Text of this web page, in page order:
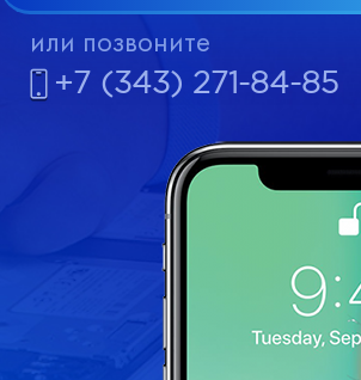
или позвоните
+7 (343) 271-84-85